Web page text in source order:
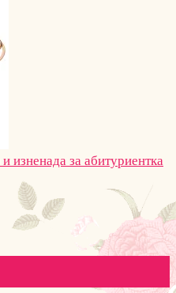
изненада за абитуриентка